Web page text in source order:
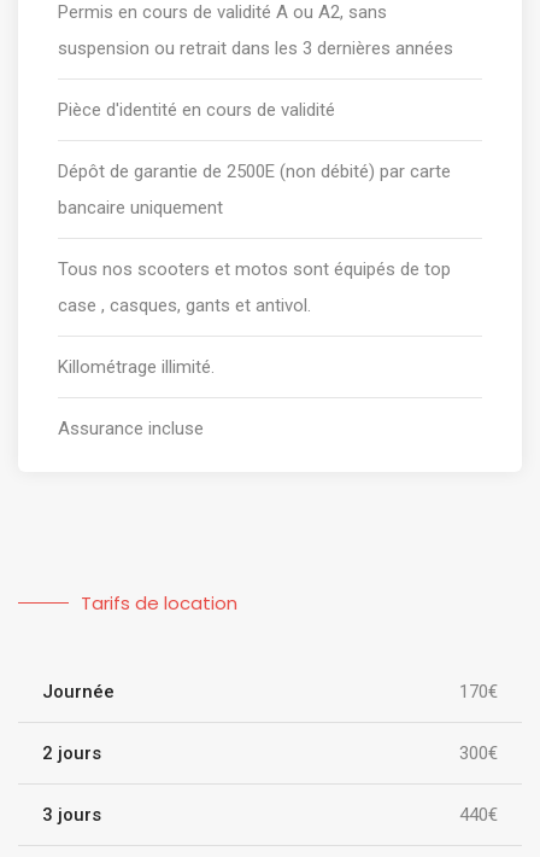
Permis en cours de validité A ou A2, sans
suspension ou retrait dans les 3 dernières années
Pièce d'identité en cours de validité
Dépôt de garantie de 2500E (non débité) par carte
bancaire uniquement
Tous nos scooters et motos sont équipés de top
case , casques, gants et antivol.
Killométrage illimité.
Assurance incluse
Tarifs de location
Journée 170€
2 jours 300€
3 jours 440€